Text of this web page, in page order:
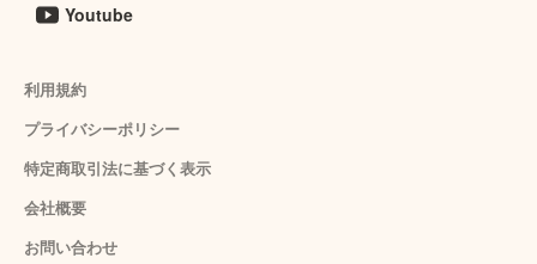
Youtube
利用規約
プライバシーポリシー
特定商取引法に基づく表示
会社概要
お問い合わせ